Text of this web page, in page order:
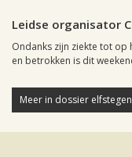
Leidse organisator
Ondanks zijn ziekte tot
en betrokken is dit
Meer in dossier